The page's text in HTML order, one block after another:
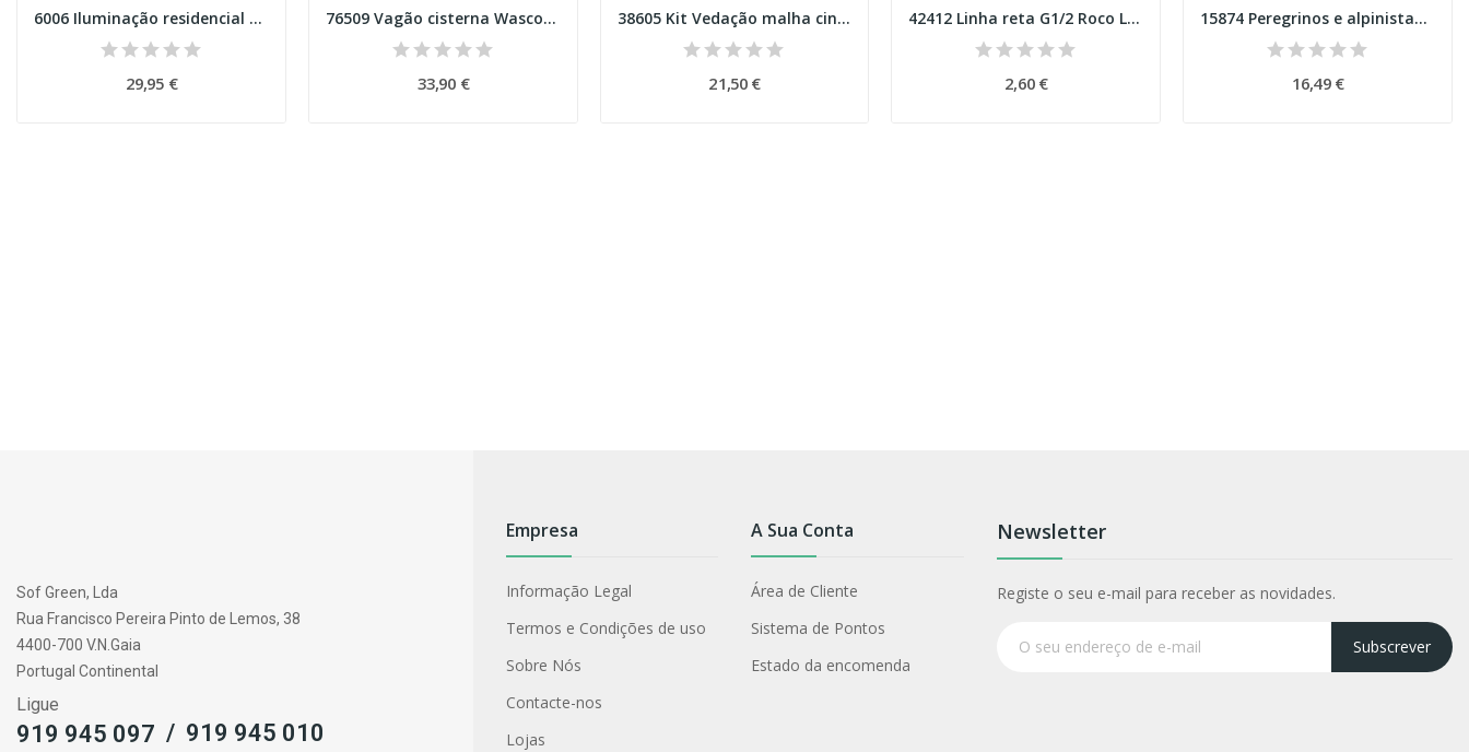
6006 Iluminação residencial com 1 LED branco...
29,95 €
76509 Vagão cisterna Wascosa Esc H0
33,90 €
38605 Kit Vedação malha cinzenta Esc H0
21,50 €
42412 Linha reta G1/2 Roco Line
2,60 €
15874 Peregrinos e alpinistas Esc H0
16,49 €
Sof Green, Lda
Rua Francisco Pereira Pinto de Lemos, 38
4400-700 V.N.Gaia
Portugal Continental
Ligue
919 945 097 / 919 945 010
Empresa
Informação Legal
Termos e Condições de uso
Sobre Nós
Contacte-nos
Lojas
A Sua Conta
Área de Cliente
Sistema de Pontos
Estado da encomenda
Newsletter
Registe o seu e-mail para receber as novidades.
Subscrever